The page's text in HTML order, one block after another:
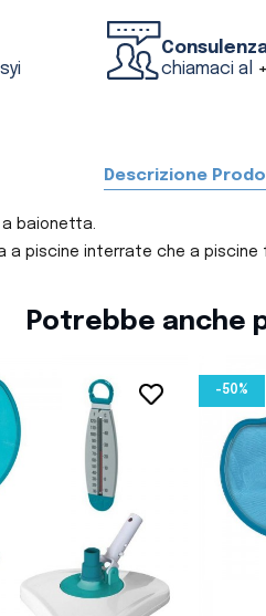
chiamaci al
Descrizione
baionetta.
a piscine interrate che a piscine
Potrebbe anche
favorite_border -50%